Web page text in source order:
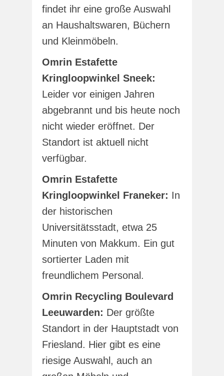
findet ihr eine große Auswahl
an Haushaltswaren, Büchern
und Kleinmöbeln.
Omrin Estafette
Kringloopwinkel Sneek:
Leider vor einigen Jahren
abgebrannt und bis heute noch
nicht wieder eröffnet. Der
Standort ist aktuell nicht
verfügbar.
Omrin Estafette
Kringloopwinkel Franeker: In
der historischen
Universitätsstadt, etwa 25
Minuten von Makkum. Ein gut
sortierter Laden mit
freundlichem Personal.
Omrin Recycling Boulevard
Leeuwarden: Der größte
Standort in der Hauptstadt von
Friesland. Hier gibt es eine
riesige Auswahl, auch an